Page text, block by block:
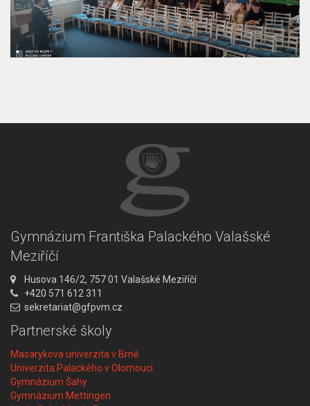
Gymnázium Františka Palackého Valašské
Meziříčí
A
d
r
s
Husova 146/2, 757 01 Valašské Meziříčí
T
e
e
+420 571 612 311
E
a
sekretariat@gfpvm.cz
Partnerské školy
Masarykova univerzita v Brně
Univerzita Palackého v Olomouci
Gymnázium Šahy
Gymnázium Mettingen